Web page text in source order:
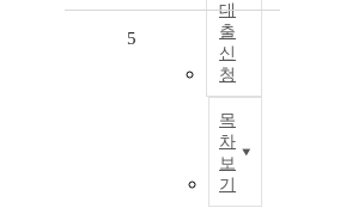
대
출
신
청
목
차
보
기
5